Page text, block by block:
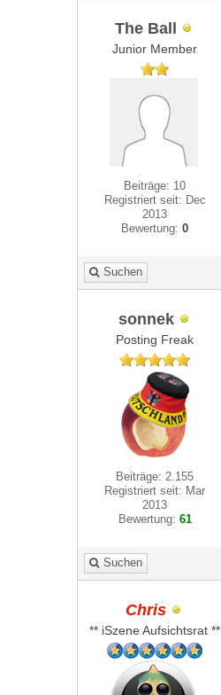
The Ball
Junior Member
Beiträge: 10
Registriert seit: Dec
2013
Bewertung:0
Suchen
sonnek
Posting Freak
Beiträge: 2.155
Registriert seit: Mar
2013
Bewertung: 61
Suchen
Chris
** iSzene Aufsichtsrat **